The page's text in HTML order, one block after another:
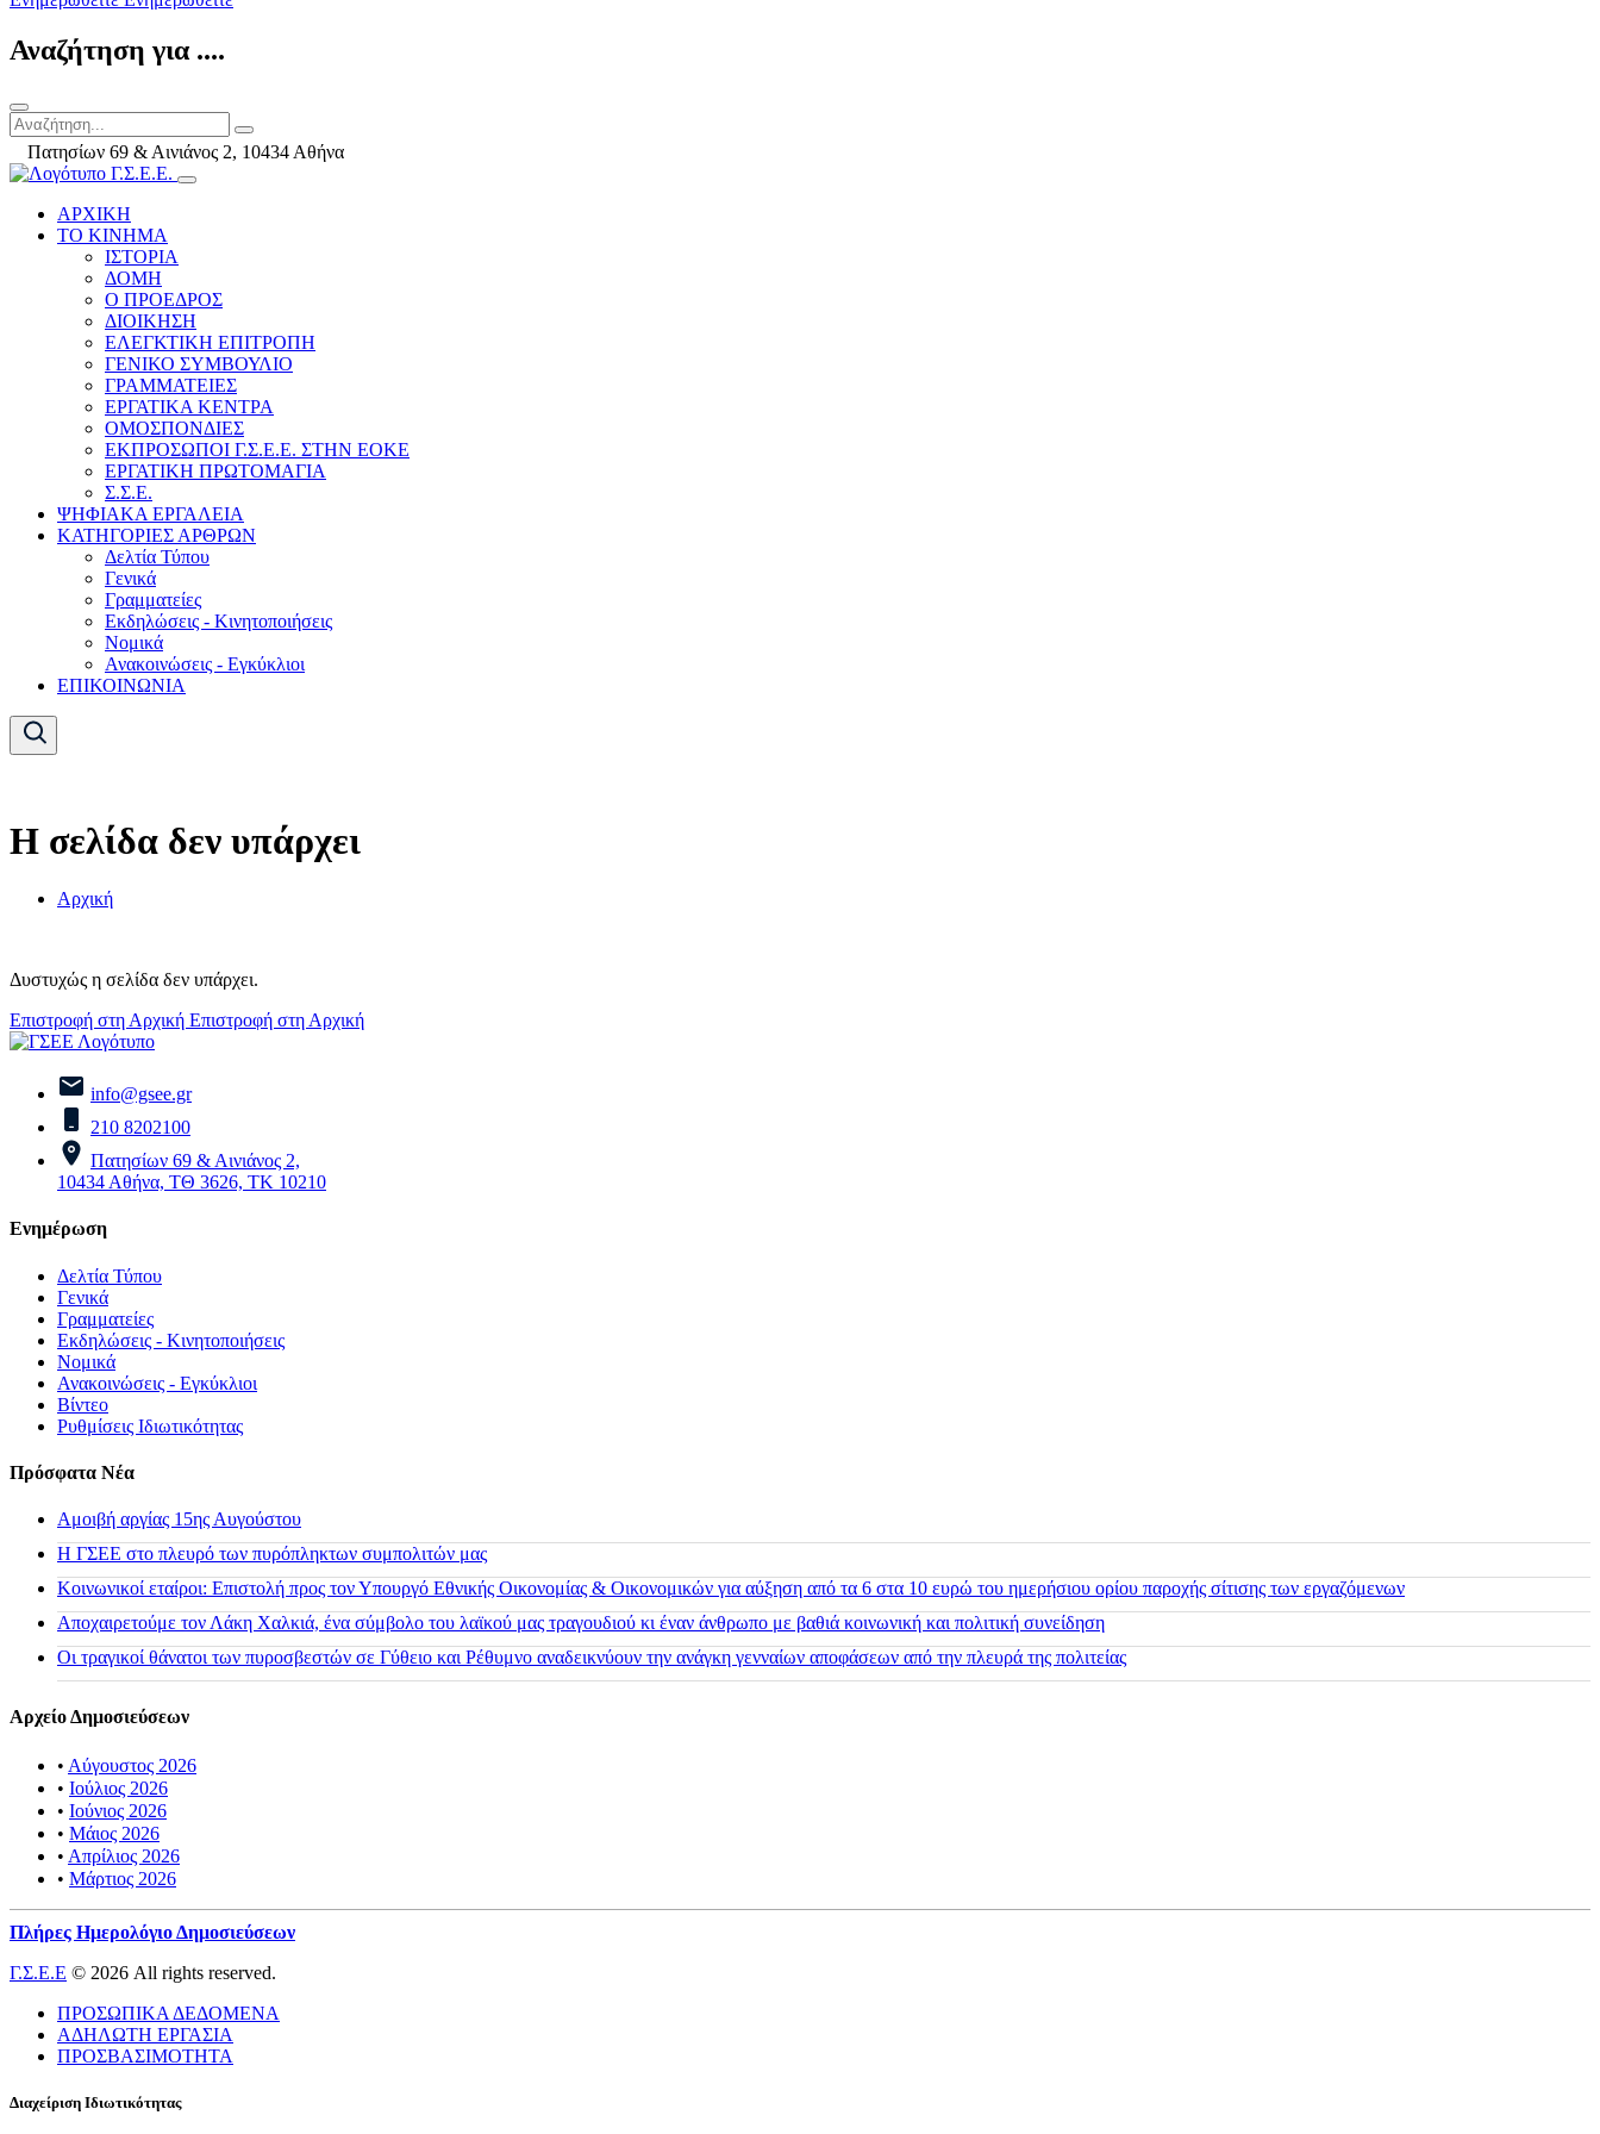
Αναζήτηση για ....
Πατησίων 69 & Αινιάνος 2, 10434 Αθήνα
ΑΡΧΙΚΗ
ΤΟ ΚΙΝΗΜΑ
ΙΣΤΟΡΙΑ
ΔΟΜΗ
Ο ΠΡΟΕΔΡΟΣ
ΔΙΟΙΚΗΣΗ
ΕΛΕΓΚΤΙΚΗ ΕΠΙΤΡΟΠΗ
ΓΕΝΙΚΟ ΣΥΜΒΟΥΛΙΟ
ΓΡΑΜΜΑΤΕΙΕΣ
ΕΡΓΑΤΙΚΑ ΚΕΝΤΡΑ
ΟΜΟΣΠΟΝΔΙΕΣ
ΕΚΠΡΟΣΩΠΟΙ Γ.Σ.Ε.Ε. ΣΤΗΝ ΕΟΚΕ
ΕΡΓΑΤΙΚΗ ΠΡΩΤΟΜΑΓΙΑ
Σ.Σ.Ε.
ΨΗΦΙΑΚΑ ΕΡΓΑΛΕΙΑ
ΚΑΤΗΓΟΡΙΕΣ ΑΡΘΡΩΝ
Δελτία Τύπου
Γενικά
Γραμματείες
Εκδηλώσεις - Κινητοποιήσεις
Νομικά
Ανακοινώσεις - Εγκύκλιοι
ΕΠΙΚΟΙΝΩΝΙΑ
Η σελίδα δεν υπάρχει
Αρχική
Δυστυχώς η σελίδα δεν υπάρχει.
Επιστροφή στη Αρχική Επιστροφή στη Αρχική
info@gsee.gr
210 8202100
Πατησίων 69 & Αινιάνος 2,
10434 Αθήνα, ΤΘ 3626, ΤΚ 10210
Ενημέρωση
Δελτία Τύπου
Γενικά
Γραμματείες
Εκδηλώσεις - Κινητοποιήσεις
Νομικά
Ανακοινώσεις - Εγκύκλιοι
Βίντεο
Ρυθμίσεις Ιδιωτικότητας
Πρόσφατα Νέα
Αμοιβή αργίας 15ης Αυγούστου
H ΓΣΕΕ στο πλευρό των πυρόπληκτων συμπολιτών μας
Κοινωνικοί εταίροι: Επιστολή προς τον Υπουργό Εθνικής Οικονομίας & Οικονομικών για αύξηση από τα 6 στα 10 ευρώ του ημερήσιου ορίου παροχής σίτισης των εργαζόμενων
Αποχαιρετούμε τον Λάκη Χαλκιά, ένα σύμβολο του λαϊκού μας τραγουδιού κι έναν άνθρωπο με βαθιά κοινωνική και πολιτική συνείδηση
Οι τραγικοί θάνατοι των πυροσβεστών σε Γύθειο και Ρέθυμνο αναδεικνύουν την ανάγκη γενναίων αποφάσεων από την πλευρά της πολιτείας
Αρχείο Δημοσιεύσεων
• Αύγουστος 2026
• Ιούλιος 2026
• Ιούνιος 2026
• Μάιος 2026
• Απρίλιος 2026
• Μάρτιος 2026
Πλήρες Ημερολόγιο Δημοσιεύσεων
Γ.Σ.Ε.Ε © 2026 All rights reserved.
ΠΡΟΣΩΠΙΚΑ ΔΕΔΟΜΕΝΑ
ΑΔΗΛΩΤΗ ΕΡΓΑΣΙΑ
ΠΡΟΣΒΑΣΙΜΟΤΗΤΑ
Διαχείριση Ιδιωτικότητας